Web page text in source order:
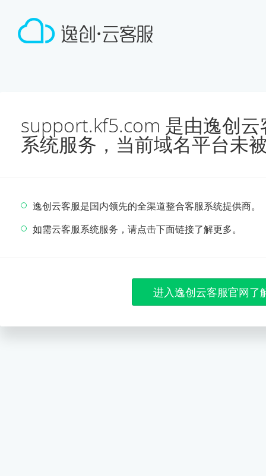
support.kf5.com 是由逸创
系统服务，当前域名平台未
逸创云客服是国内领先的全渠道整合客服系统提供商。
如需云客服系统服务，请点击下面链接了解更多。
进入逸创云客服官网了